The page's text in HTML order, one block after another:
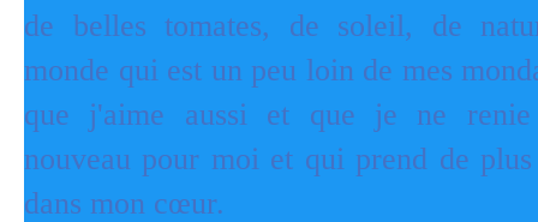
de belles tomates, de soleil, de
monde qui est un peu loin de mes
que j'aime aussi et que je ne
nouveau pour moi et qui prend de
dans mon cœur.